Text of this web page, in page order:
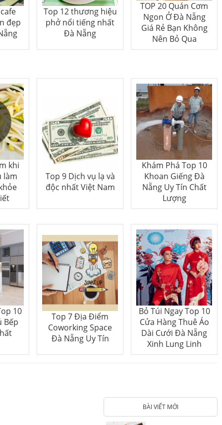
đẹp
Top 12 thương hiệu
phở nổi tiếng nhất
Đà Nẵng
TOP 20 Quán Cơm
Ngon Ở Đà Nẵng
Giá Rẻ Bạn Không
Nên Bỏ Qua
khi
làm
Top 9 Dịch vụ lạ và
độc nhất Việt Nam
Khám Phá Top 10
Khoan Giếng Đà
Nẵng Uy Tín Chất
Lượng
10
Bếp
Top 7 Địa Điểm
Coworking Space
Đà Nẵng Uy Tín
Bỏ Túi Ngay Top 10
Cửa Hàng Thuê Áo
Dài Cưới Đà Nẵng
Xinh Lung Linh
BÀI VIẾT MỚI